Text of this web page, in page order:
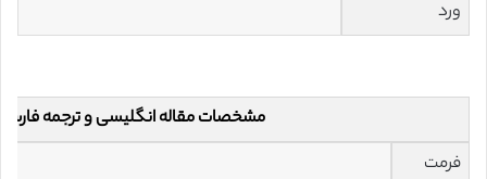
ورد
مشخصات مقاله انگلیسی و ترجمه
فرمت